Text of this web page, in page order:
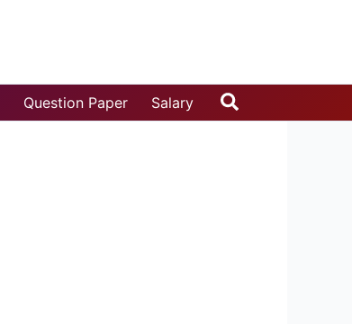
Question Paper Salary Search